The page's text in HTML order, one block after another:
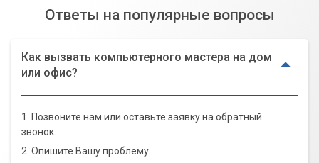
Ответы на популярные вопросы
Как вызвать компьютерного мастера на дом
или офис?
1. Позвоните нам или оставьте заявку на обратный
звонок.
2. Опишите Вашу проблему.